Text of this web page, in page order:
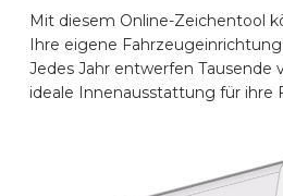
KONTAKT
Mit diesem Online-Zeichentool
Ihre eigene
Jedes Jahr entwerfen Tausende
ideale Innenausstattung für ihre